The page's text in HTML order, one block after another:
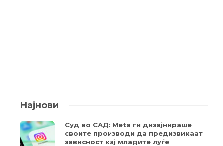
Најнови
Суд во САД: Meta ги дизајнираше
своите производи да предизвикаат
зависност кај младите луѓе